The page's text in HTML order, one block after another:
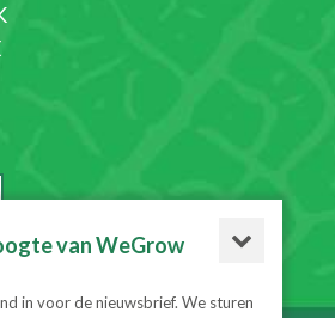
de nieuwsbrief
van WeGrow
in voor de nieuwsbrief. We sturen